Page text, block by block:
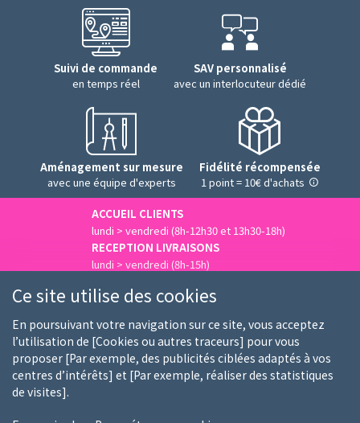
Suivi de commande
en temps réel
SAV personnalisé
avec un interlocuteur dédié
Aménagement sur mesure
avec une équipe d'experts
Fidélité récompensée
1 point = 10€ d'achats
ACCUEIL CLIENTS
lundi > vendredi (8h-12h30 et 13h30-18h)
RECEPTION LIVRAISONS
lundi > vendredi (8h-15h)
Qui sommes-nous Nos clients
Nos marques
Ce site utilise des cookies
En poursuivant votre navigation sur ce site, vous acceptez
l’utilisation de [Cookies ou autres traceurs] pour vous
proposer [Par exemple, des publicités ciblées adaptés à vos
centres d’intérêts] et [Par exemple, réaliser des statistiques
de visites].